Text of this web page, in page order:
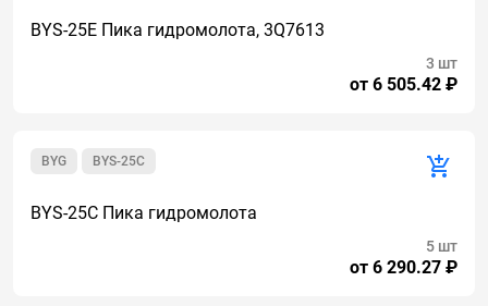
BYS-25E Пика гидромолота, 3Q7613
от 6 505.42 ₽
3 шт
BYS-25C
BYG
BYS-25C Пика гидромолота
от 6 290.27 ₽
5 шт